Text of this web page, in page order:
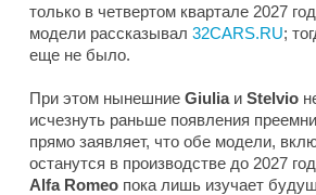
только в четвертом квартале 2027
модели рассказывал 32CARS.RU;
еще не было.
При этом нынешние Giuliaи Stelvio
исчезнуть раньше появления
прямо заявляет, что обе модели,
останутся в производстве до 2027
Alfa Romeo пока лишь изучает